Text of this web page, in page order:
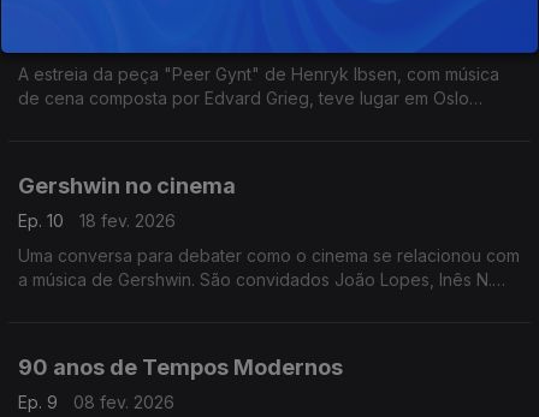
A estreia da peça "Peer Gynt" de Henryk Ibsen, com música
de cena composta por Edvard Grieg, teve lugar em Oslo
Gershwin no cinema
Ep. 10
18 fev. 2026
Uma conversa para debater como o cinema se relacionou com
a música de Gershwin. São convidados João Lopes, Inês N.
90 anos de Tempos Modernos
Ep. 9
08 fev. 2026